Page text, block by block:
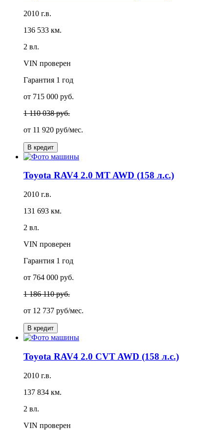
2010 г.в.
136 533 км.
2 вл.
VIN проверен
Гарантия 1 год
от 715 000 руб.
1 110 038 руб.
от 11 920 руб/мес.
В кредит
Toyota RAV4 2.0 MT AWD (158 л.с.)
2010 г.в.
131 693 км.
2 вл.
VIN проверен
Гарантия 1 год
от 764 000 руб.
1 186 110 руб.
от 12 737 руб/мес.
В кредит
Toyota RAV4 2.0 CVT AWD (158 л.с.)
2010 г.в.
137 834 км.
2 вл.
VIN проверен